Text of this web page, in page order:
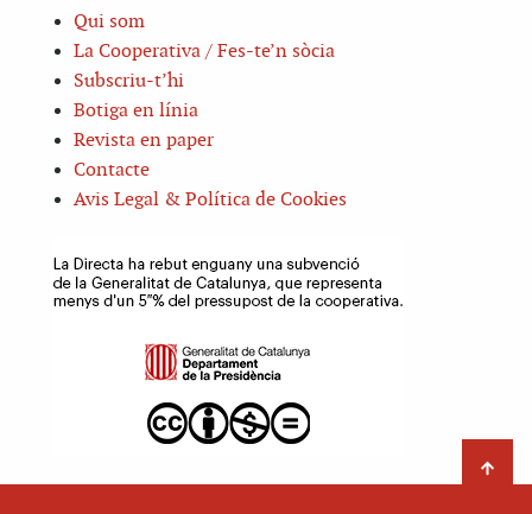
Qui som
La Cooperativa / Fes-te’n sòcia
Subscriu-t’hi
Botiga en línia
Revista en paper
Contacte
Avis Legal & Política de Cookies